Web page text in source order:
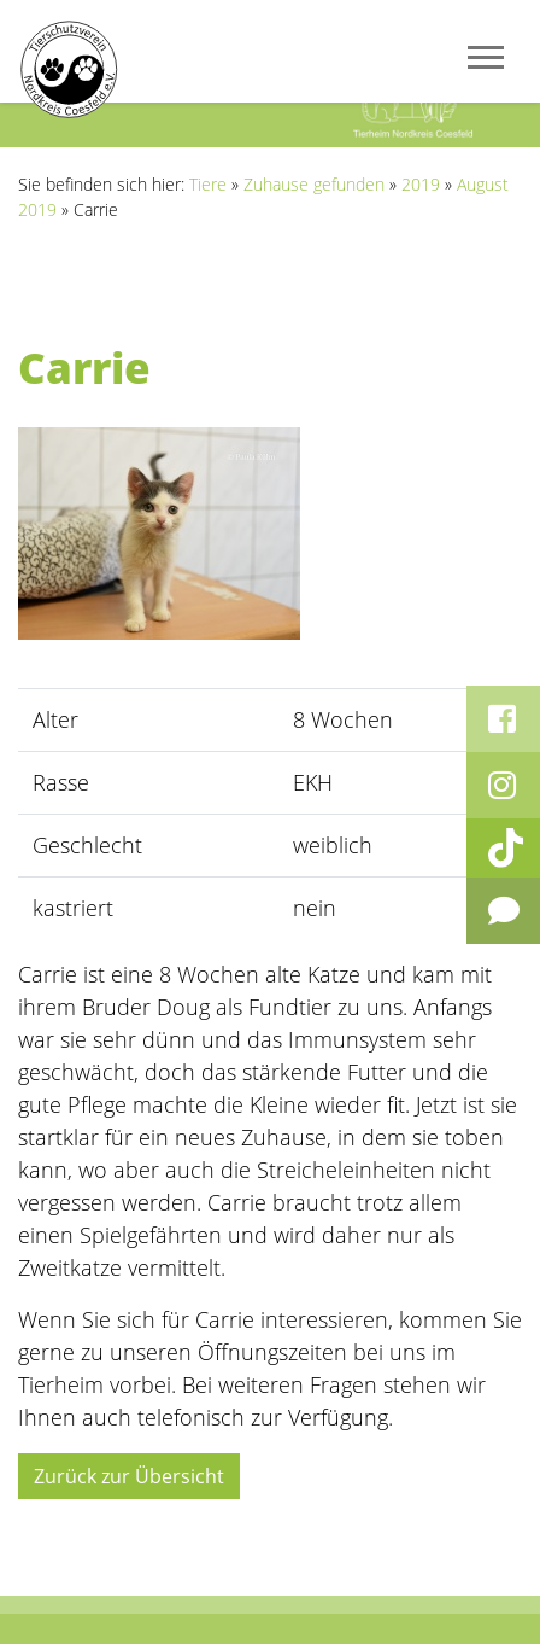
Sie befinden sich hier: Tiere » Zuhause gefunden » 2019 » August
2019 » Carrie
Carrie
Alter 8 Wochen
Rasse EKH
Geschlecht weiblich
kastriert nein
Carrie ist eine 8 Wochen alte Katze und kam mit
ihrem Bruder Doug als Fundtier zu uns. Anfangs
war sie sehr dünn und das Immunsystem sehr
geschwächt, doch das stärkende Futter und die
gute Pflege machte die Kleine wieder fit. Jetzt ist sie
startklar für ein neues Zuhause, in dem sie toben
kann, wo aber auch die Streicheleinheiten nicht
vergessen werden. Carrie braucht trotz allem
einen Spielgefährten und wird daher nur als
Zweitkatze vermittelt.
Wenn Sie sich für Carrie interessieren, kommen Sie
gerne zu unseren Öffnungszeiten bei uns im
Tierheim vorbei. Bei weiteren Fragen stehen wir
Ihnen auch telefonisch zur Verfügung.
Zurück zur Übersicht